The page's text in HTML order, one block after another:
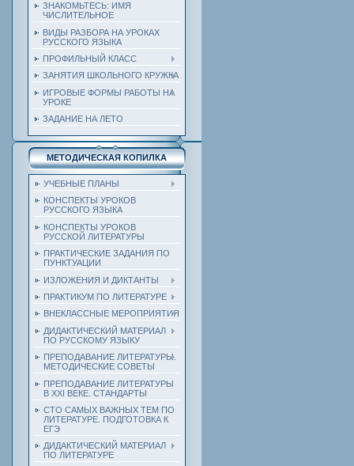
ЗНАКОМЬТЕСЬ: ИМЯ
ЧИСЛИТЕЛЬНОЕ
ВИДЫ РАЗБОРА НА УРОКАХ
РУССКОГО ЯЗЫКА
ПРОФИЛЬНЫЙ КЛАСС
ЗАНЯТИЯ ШКОЛЬНОГО КРУЖКА
ИГРОВЫЕ ФОРМЫ РАБОТЫ НА
УРОКЕ
ЗАДАНИЕ НА ЛЕТО
МЕТОДИЧЕСКАЯ КОПИЛКА
УЧЕБНЫЕ ПЛАНЫ
КОНСПЕКТЫ УРОКОВ
РУССКОГО ЯЗЫКА
КОНСПЕКТЫ УРОКОВ
РУССКОЙ ЛИТЕРАТУРЫ
ПРАКТИЧЕСКИЕ ЗАДАНИЯ ПО
ПУНКТУАЦИИ
ИЗЛОЖЕНИЯ И ДИКТАНТЫ
ПРАКТИКУМ ПО ЛИТЕРАТУРЕ
ВНЕКЛАССНЫЕ МЕРОПРИЯТИЯ
ДИДАКТИЧЕСКИЙ МАТЕРИАЛ
ПО РУССКОМУ ЯЗЫКУ
ПРЕПОДАВАНИЕ ЛИТЕРАТУРЫ.
МЕТОДИЧЕСКИЕ СОВЕТЫ
ПРЕПОДАВАНИЕ ЛИТЕРАТУРЫ
В XXI ВЕКЕ. СТАНДАРТЫ
СТО САМЫХ ВАЖНЫХ ТЕМ ПО
ЛИТЕРАТУРЕ. ПОДГОТОВКА К
ЕГЭ
ДИДАКТИЧЕСКИЙ МАТЕРИАЛ
ПО ЛИТЕРАТУРЕ